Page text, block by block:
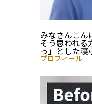
みなさんこん
そう思われる
っ」とした寝
プロフィール